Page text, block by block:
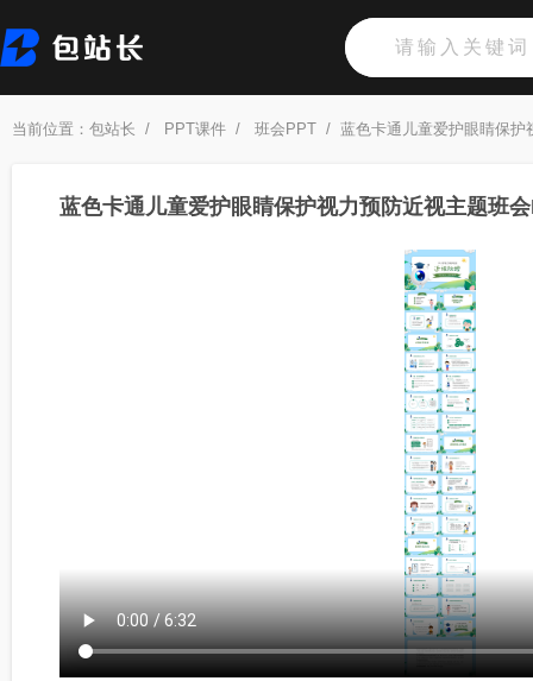
当前位置： 包站长 / PPT课件 / 班会PPT / 蓝色卡通儿童爱护眼睛保
蓝色卡通儿童爱护眼睛保护视力预防近视主题班